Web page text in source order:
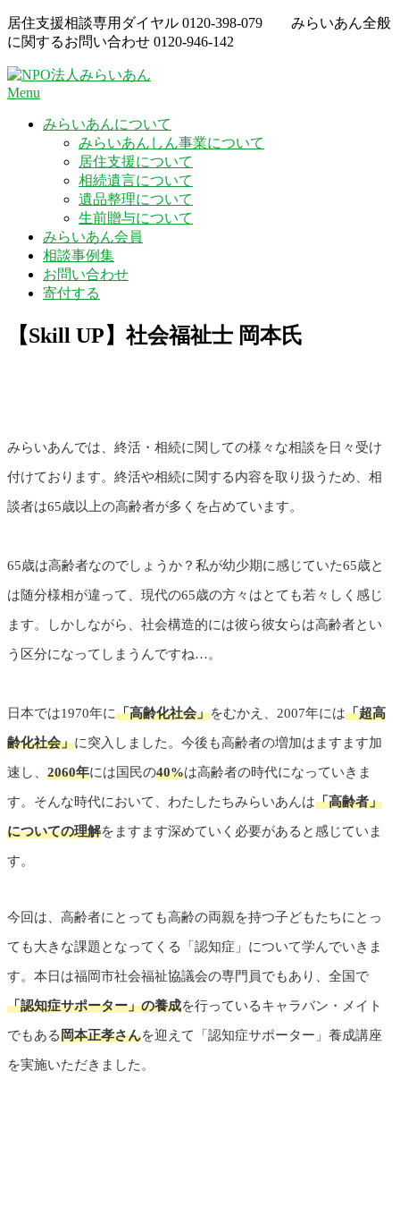
Skip
to
content
居住支援相談専用ダイヤル 0120-398-079
みらいあん全般
に関するお問い合わせ 0120-946-142
Menu
みらいあんについて
みらいあんしん事業について
居住支援について
相続遺言について
遺品整理について
生前贈与について
みらいあん会員
相談事例集
お問い合わせ
寄付する
【Skill UP】社会福祉士 岡本氏
みらいあんでは、終活・相続に関しての様々な相談を日々受け
付けております。終活や相続に関する内容を取り扱うため、相
談者は65歳以上の高齢者が多くを占めています。
65歳は高齢者なのでしょうか？私が幼少期に感じていた65歳と
は随分様相が違って、現代の65歳の方々はとても若々しく感じ
ます。しかしながら、社会構造的には彼ら彼女らは高齢者とい
う区分になってしまうんですね…。
日本では1970年に「高齢化社会」をむかえ、2007年には「超高
齢化社会」に突入しました。今後も高齢者の増加はますます加
速し、 2060年には国民の40%は高齢者の時代になっていきま
す。そんな時代において、わたしたちみらいあんは「高齢者」
についての理解をますます深めていく必要があると感じていま
す。
今回は、高齢者にとっても高齢の両親を持つ子どもたちにとっ
ても大きな課題となってくる「認知症」について学んでいきま
す。本日は福岡市社会福祉協議会の専門員でもあり、全国で
「認知症サポーター」の養成を行っているキャラバン・メイト
でもある岡本正孝さんを迎えて「認知症サポーター」養成講座
を実施いただきました。